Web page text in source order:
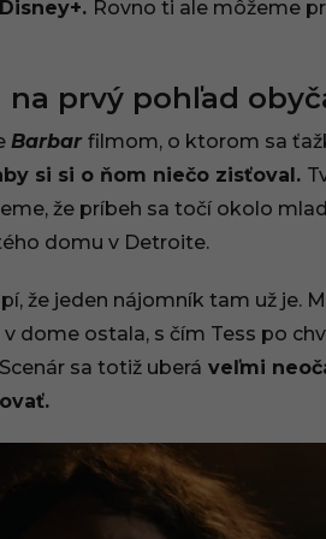
Rovno ti ale môžeme
na prvý pohľad
Barbar filmom, o ktorom sa
si si o ňom niečo zisťoval.
že príbeh sa točí okolo
domu v Detroite.
že jeden nájomník tam už je.
dome ostala, s čím Tess po
sa totiž uberá veľmi